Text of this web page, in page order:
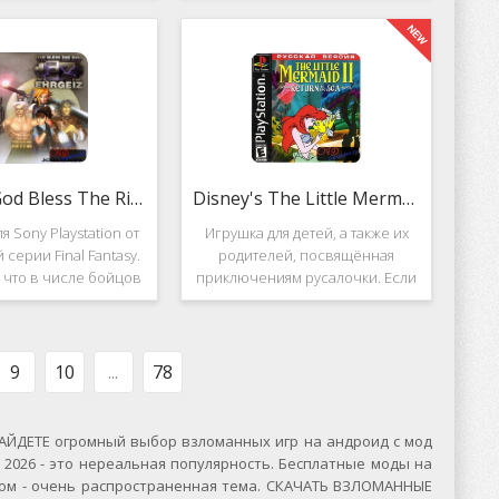
Вышло ещё 2
вертолётом и
Несмотря на то, что эти 2 игры
создавались разными людьми,
Darkstone имеет общие
Ehrgeiz: God Bless The Ring
Sony Playstation от
серии Final Fantasy.
что в числе бойцов
персонажи из
Ring для PS1
Disney's The Little Mermaid 2
Игрушка для детей, а также их
родителей, посвящённая
приключениям русалочки. Если
кто не знает, то её зовут Ариэль
9 10 ... 78
огромный выбор взломанных игр на андроид с мод
- это нереальная популярность. Бесплатные моды на
- очень распространенная тема. СКАЧАТЬ ВЗЛОМАННЫЕ